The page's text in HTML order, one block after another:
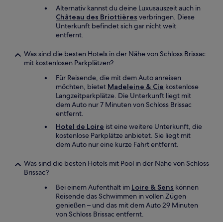
Alternativ kannst du deine Luxusauszeit auch in
Château des Briottières verbringen. Diese
Unterkunft befindet sich gar nicht weit
entfernt.
Was sind die besten Hotels in der Nähe von Schloss Brissac
mit kostenlosen Parkplätzen?
Für Reisende, die mit dem Auto anreisen
möchten, bietet Madeleine & Cie kostenlose
Langzeitparkplätze. Die Unterkunft liegt mit
dem Auto nur 7 Minuten von Schloss Brissac
entfernt.
Hotel de Loire ist eine weitere Unterkunft, die
kostenlose Parkplätze anbietet. Sie liegt mit
dem Auto nur eine kurze Fahrt entfernt.
Was sind die besten Hotels mit Pool in der Nähe von Schloss
Brissac?
Bei einem Aufenthalt im Loire & Sens können
Reisende das Schwimmen in vollen Zügen
genießen – und das mit dem Auto 29 Minuten
von Schloss Brissac entfernt.